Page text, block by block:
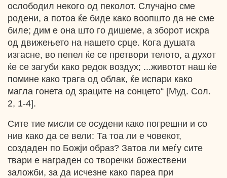
ослободил некого од пеколот. Случајно сме
родени, а потоа ќе биде како воопшто да не сме
биле; дим е она што го дишеме, а зборот искра
од движењето на нашето срце. Кога душата
изгасне, во пепел ќе се претвори телото, а духот
ќе се загуби како редок воздух; ...животот наш ќе
помине како трага од облак, ќе испари како
магла гонета од зраците на сонцето“ [Муд. Сол.
2, 1-4].
Сите тие мисли се осудени како погрешни и со
нив како да се вели: Та тоа ли е човекот,
создаден по Божји образ? Затоа ли меѓу сите
твари е награден со творечки божествени
заложби, за да исчезне како пареа при